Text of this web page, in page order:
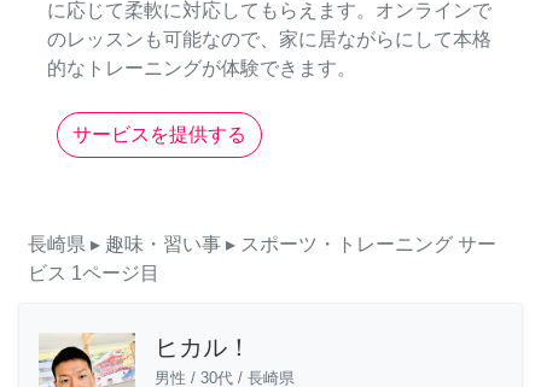
に応じて柔軟に対応してもらえます。オンラインで
のレッスンも可能なので、家に居ながらにして本格
的なトレーニングが体験できます。
サービスを提供する
長崎県 ▸ 趣味・習い事 ▸ スポーツ・トレーニング サー
ビス 1ページ目
ヒカル！
男性 / 30代 / 長崎県